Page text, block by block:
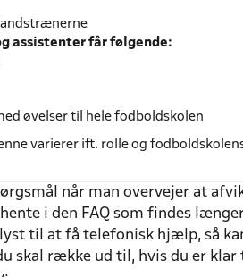
assistenter får følgende:
øvelser til hele fodboldskolen
varierer ift. rolle og
når man overvejer at
i den FAQ som findes
lyst til at få telefonisk hjælp, så
skal række ud til, hvis du er